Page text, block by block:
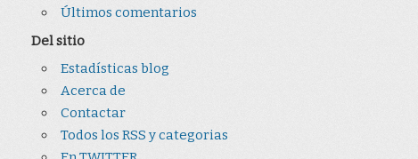
Últimos comentarios
Del sitio
Estadísticas blog
Acerca de
Contactar
Todos los RSS y categorias